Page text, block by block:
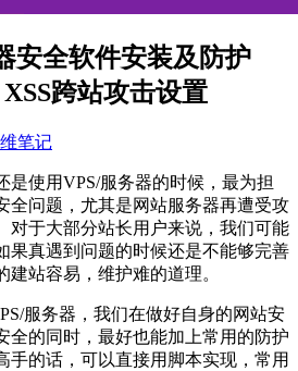
安全软件安装及防护
跨站攻击设置
笔记
是使用VPS/服务器的时候，最为担
全问题，尤其是网站服务器再遭受攻
对于大部分站长用户来说，我们可能
果真遇到问题的时候还是不能够完善
站容易，维护难的道理。
服务器，我们在做好自身的网站安
全的同时，最好也能加上常用的防护
手的话，可以直接用脚本实现，常用